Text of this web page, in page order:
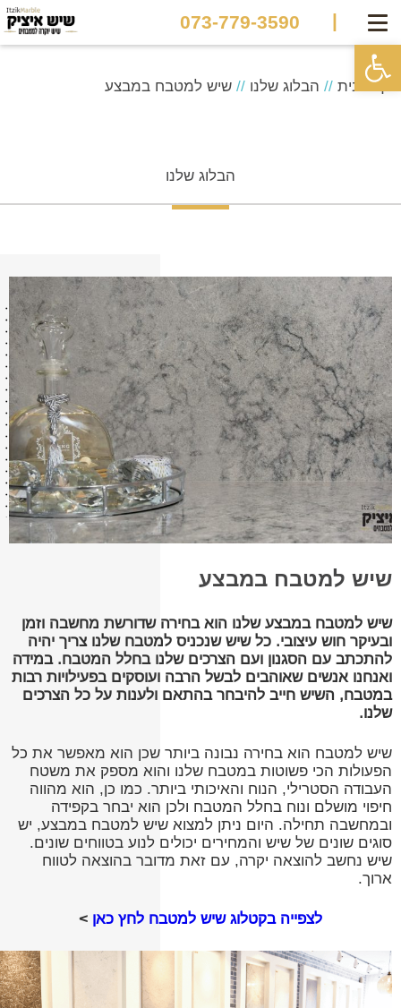
פתח סרגל נגישות
|
073-779-3590
דף הבית // הבלוג שלנו // שיש למטבח במבצע
הבלוג שלנו
שיש למטבח במבצע
שיש למטבח במבצע שלנו הוא בחירה שדורשת מחשבה וזמן
ובעיקר חוש עיצובי. כל שיש שנכניס למטבח שלנו צריך יהיה
להתכתב עם הסגנון ועם הצרכים שלנו בחלל המטבח. במידה
ואנחנו אנשים שאוהבים לבשל הרבה ועוסקים בפעילויות רבות
במטבח, השיש חייב להיבחר בהתאם ולענות על כל הצרכים
שלנו.
שיש למטבח הוא בחירה נבונה ביותר שכן הוא מאפשר את כל
הפעולות הכי פשוטות במטבח שלנו והוא מספק את משטח
העבודה הסטרילי, הנוח והאיכותי ביותר. כמו כן, הוא מהווה
חיפוי מושלם ונוח בחלל המטבח ולכן הוא יבחר בקפידה
ובמחשבה תחילה. היום ניתן למצוא שיש למטבח במבצע, יש
סוגים שונים של שיש והמחירים יכולים לנוע בטווחים שונים.
שיש נחשב להוצאה יקרה, עם זאת מדובר בהוצאה לטווח
ארוך.
לצפייה בקטלוג שיש למטבח לחץ כאן >